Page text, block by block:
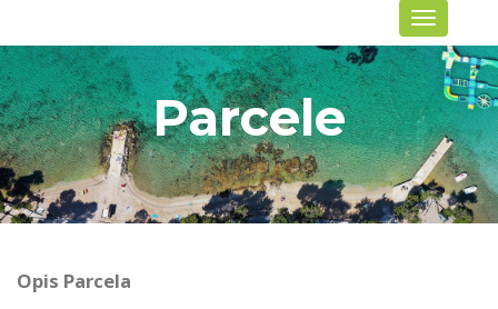
Menu
Parcele
Opis Parcela